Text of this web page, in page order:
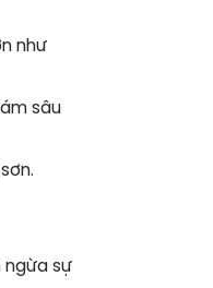
như
sâu
ngừa sự